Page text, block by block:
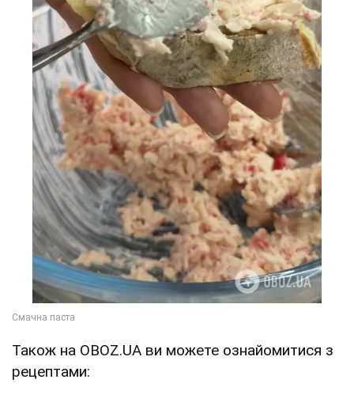
Також на OBOZ.UA ви можете ознайомитися з
рецептами: